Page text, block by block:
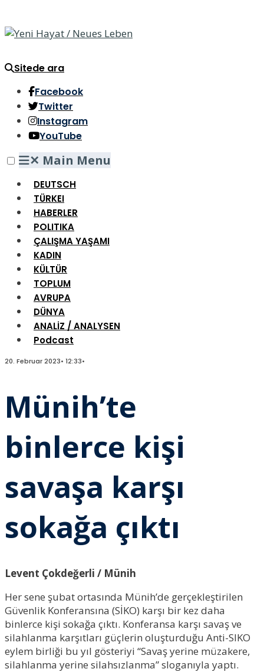
Sitede ara
Facebook
Twitter
Instagram
YouTube
✕ Main Menu
DEUTSCH
TÜRKEI
HABERLER
POLITIKA
ÇALIŞMA YAŞAMI
KADIN
KÜLTÜR
TOPLUM
AVRUPA
DÜNYA
ANALİZ / ANALYSEN
Podcast
20. Februar 2023• 12:33•
Münih’te
binlerce kişi
savaşa karşı
sokağa çıktı
Levent Çokdeğerli / Münih
Her sene şubat ortasında Münih’de gerçekleştirilen
Güvenlik Konferansına (SİKO) karşı bir kez daha
binlerce kişi sokağa çıktı. Konferansa karşı savaş ve
silahlanma karşıtları güçlerin oluşturduğu Anti-SIKO
eylem birliği bu yıl gösteriyi “Savaş yerine müzakere,
silahlanma yerine silahsızlanma” sloganıyla yaptı.